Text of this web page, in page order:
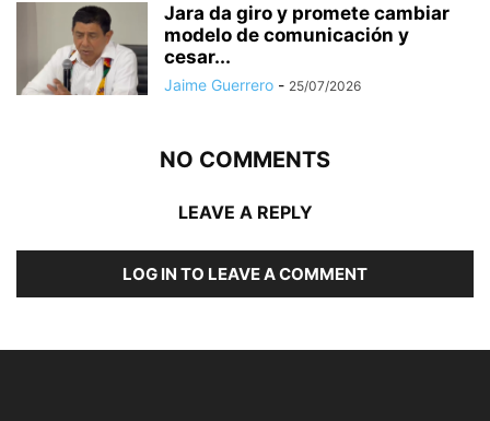
Jara da giro y promete cambiar
modelo de comunicación y
cesar...
Jaime Guerrero - 25/07/2026
NO COMMENTS
LEAVE A REPLY
LOG IN TO LEAVE A COMMENT